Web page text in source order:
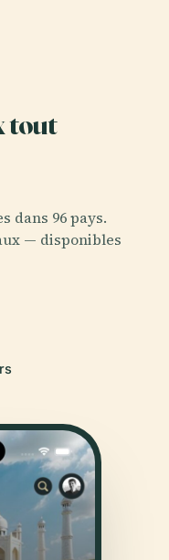
tout
dans 96 pays.
— disponibles